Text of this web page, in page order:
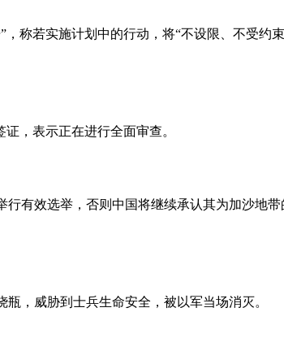
，称若实施计划中的行动，将“不设限、不受约
证，表示正在进行全面审查。
有效选举，否则中国将继续承认其为加沙地带
，威胁到士兵生命安全，被以军当场消灭。